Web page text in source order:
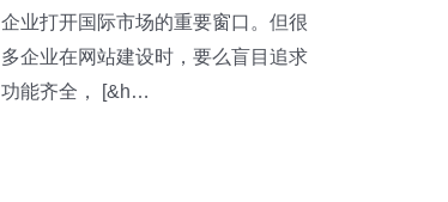
企业打开国际市场的重要窗口。但很
多企业在网站建设时，要么盲目追求
功能齐全， [&h…